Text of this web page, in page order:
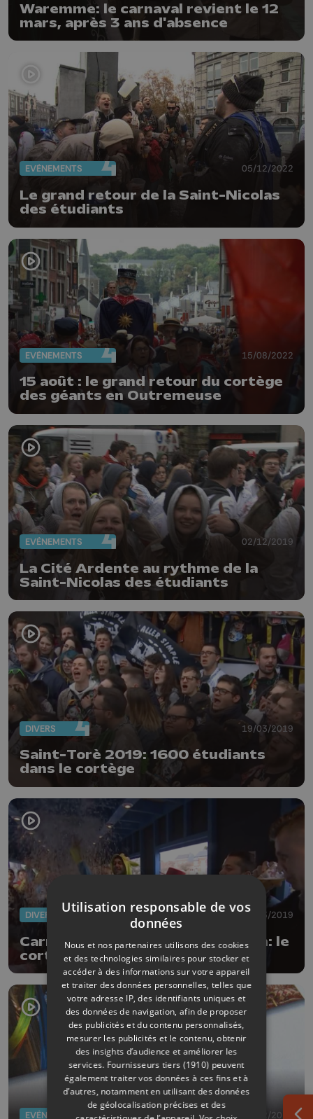
Waremme: le carnaval revient le 12
mars, après 3 ans d'absence
EVÈNEMENTS 05/12/2022
Le grand retour de la Saint-Nicolas
des étudiants
EVÈNEMENTS 15/08/2022
15 août : le grand retour du cortège
des géants en Outremeuse
EVÈNEMENTS 02/12/2019
La Cité Ardente au rythme de la
Saint-Nicolas des étudiants
DIVERS 19/03/2019
Saint-Torè 2019: 1600 étudiants
dans le cortège
DIVERS 05/03/2019
Carnaval à Houtain-Saint-Siméon: le
cortège en apothéose
EVÈNEMENTS 08/02/2019
Utilisation responsable de vos
données
Nous et nos partenaires utilisons des cookies
et des technologies similaires pour stocker et
accéder à des informations sur votre appareil
et traiter des données personnelles, telles que
votre adresse IP, des identifiants uniques et
des données de navigation, afin de proposer
des publicités et du contenu personnalisés,
mesurer les publicités et le contenu, obtenir
des insights d’audience et améliorer les
services. Fournisseurs tiers (1910) peuvent
également traiter vos données à ces fins et à
d’autres, notamment en utilisant des données
de géolocalisation précises et des